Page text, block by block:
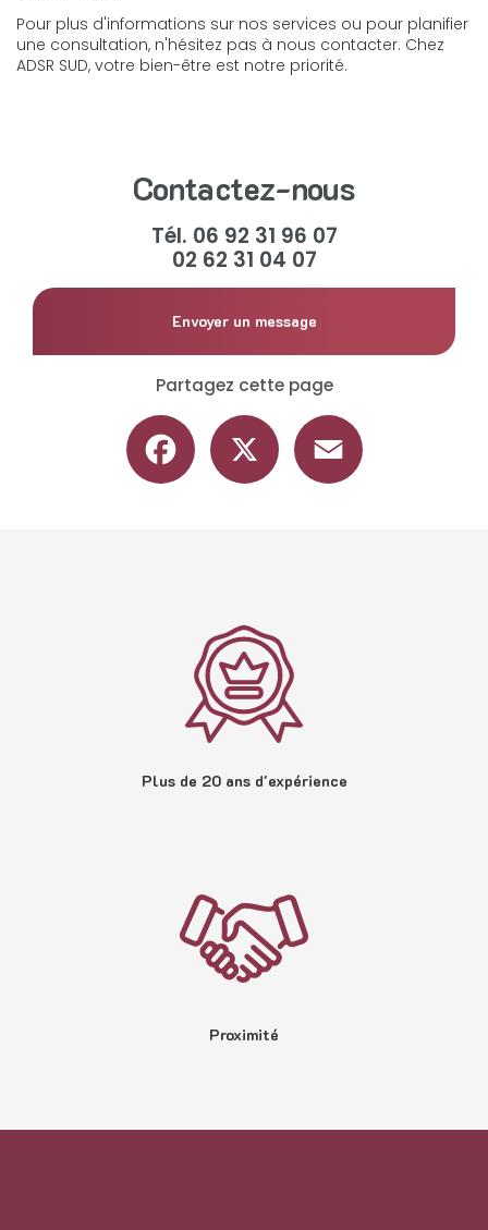
Pour plus d'informations sur nos services ou pour planifier
une consultation, n'hésitez pas à nous contacter. Chez
ADSR SUD, votre bien-être est notre priorité.
Contactez-nous
Tél. 06 92 31 96 07
02 62 31 04 07
Envoyer un message
Partagez cette page
Facebook
Plus de 20 ans d'expérience
Proximité